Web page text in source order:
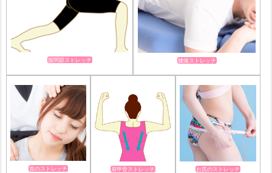
股関節ストレッチ 腰痛ストレッチ
首のストレッチ 肩甲骨ストレッチ お尻のストレッチ